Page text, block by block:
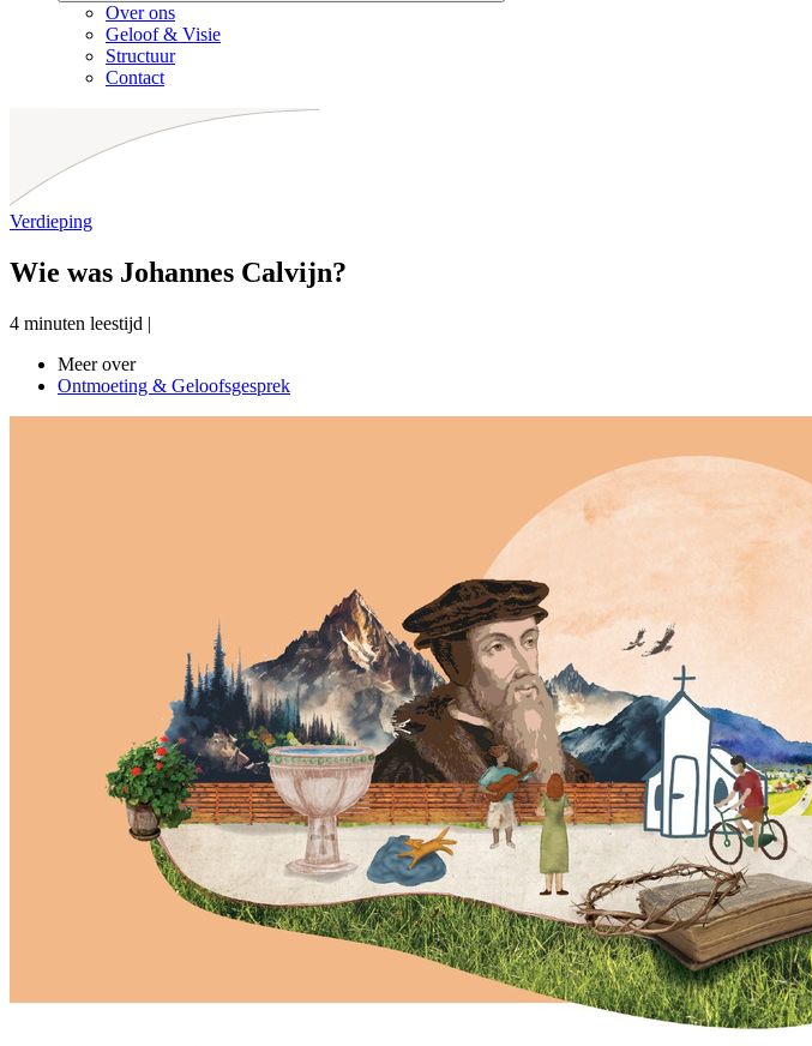
Over ons
Geloof & Visie
Structuur
Contact
Verdieping
Wie was Johannes Calvijn?
4 minuten leestijd |
Meer over
Ontmoeting & Geloofsgesprek